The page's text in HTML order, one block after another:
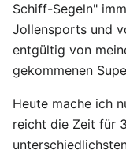
Schiff-Segeln"
Jollensports und
entgültig von
gekommenen
Heute mache ich
reicht die Zeit für